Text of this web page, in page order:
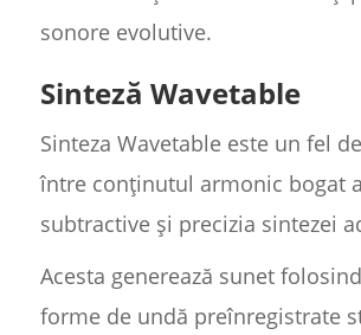
sonore evolutive.
Sinteză Wavetable
Sinteza Wavetable este un fel
între conținutul armonic bogat
subtractive și precizia sintezei
Acesta generează sunet
forme de undă preînregistrate